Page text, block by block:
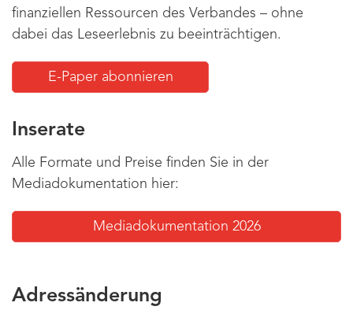
finanziellen Ressourcen des Verbandes – ohne
dabei das Leseerlebnis zu beeinträchtigen.
E-Paper abonnieren
Inserate
Alle Formate und Preise finden Sie in der
Mediadokumentation hier:
Mediadokumentation 2026
Adressänderung